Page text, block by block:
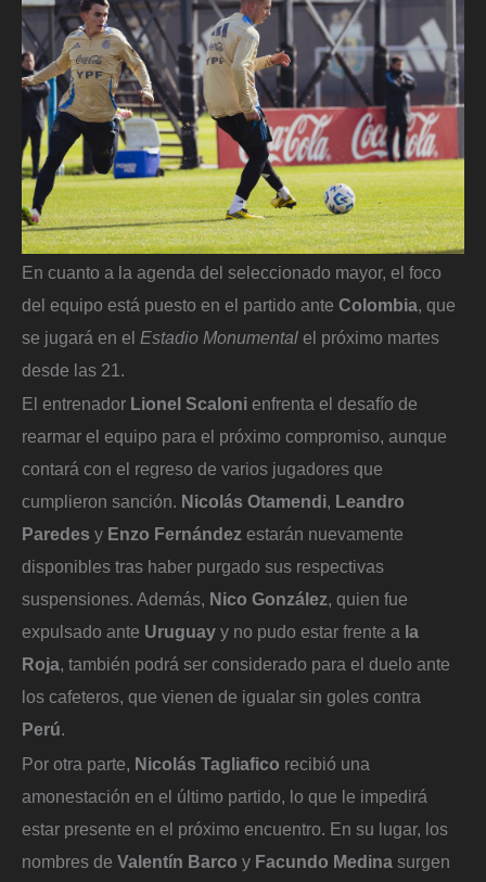
En cuanto a la agenda del seleccionado mayor, el foco
del equipo está puesto en el partido ante Colombia, que
se jugará en el Estadio Monumental el próximo martes
desde las 21.
El entrenador Lionel Scaloni enfrenta el desafío de
rearmar el equipo para el próximo compromiso, aunque
contará con el regreso de varios jugadores que
cumplieron sanción. Nicolás Otamendi, Leandro
Paredes y Enzo Fernández estarán nuevamente
disponibles tras haber purgado sus respectivas
suspensiones. Además, Nico González, quien fue
expulsado ante Uruguay y no pudo estar frente a la
Roja, también podrá ser considerado para el duelo ante
los cafeteros, que vienen de igualar sin goles contra
Perú.
Por otra parte, Nicolás Tagliafico recibió una
amonestación en el último partido, lo que le impedirá
estar presente en el próximo encuentro. En su lugar, los
nombres de Valentín Barco y Facundo Medina surgen